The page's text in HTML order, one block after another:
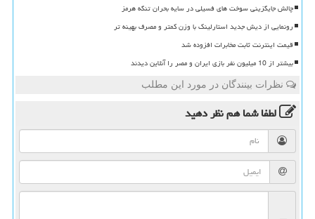
چالش جایگزینی سوخت های فسیلی در سایه بحران تنگه هرمز
رونمایی از دیش جدید استارلینک با وزن کمتر و مصرف بهینه تر
قیمت اینترنت ثابت مخابرات افزوده شد
بیشتر از 10 میلیون نفر بازی ایران و مصر را آنلاین دیدند
نظرات بینندگان در مورد این مطلب
لطفا شما همنظر دهید